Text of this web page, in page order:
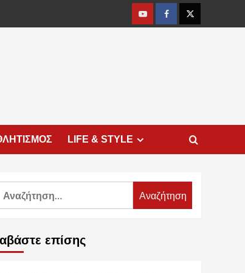
YoutubeFacebookTwitter
LIFE & STYLE
Αναζήτηση
επίσης